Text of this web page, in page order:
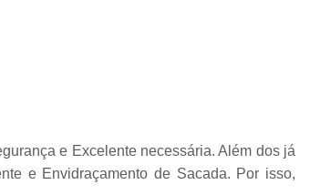
Envidraçamento
e Excelente necessária. Além dos já
e Envidraçamento de Sacada. Por isso,